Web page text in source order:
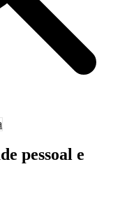
pessoal e